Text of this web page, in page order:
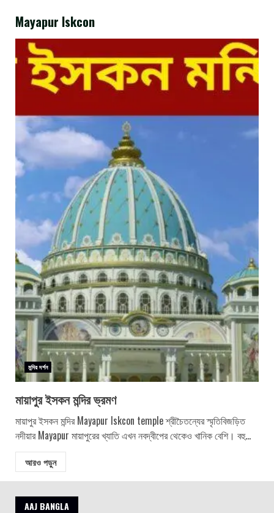
Mayapur Iskcon
মন্দির দর্শন
মায়াপুর ইসকন মন্দির ভ্রমণ
মায়াপুর ইসকন মন্দির Mayapur Iskcon temple শ্রীচৈতন্যের স্মৃতিবিজড়িত
নদীয়ার Mayapur মায়াপুরের খ্যাতি এখন নবদ্বীপের থেকেও খানিক বেশি। বহু...
আরও পড়ুন
AAJ BANGLA